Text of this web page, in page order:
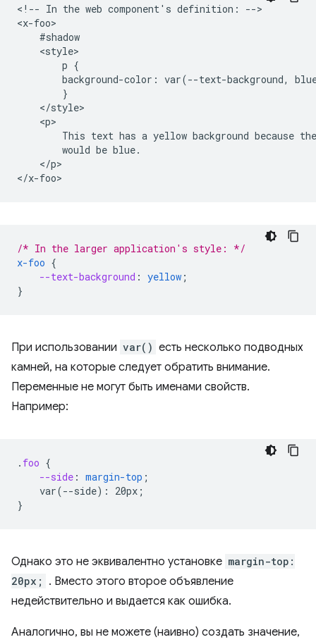
<!-- In the web component's definition: -->
<x-foo>
    #shadow
    <style>
        p {
background-color: var(--text-background,
        }
    </style>
    <p>
This text has a yellow background because
        would be blue.
    </p>
/* In the larger application's style: */
x-foo {
--text-background : yellow ;
}
При использовании var() есть несколько подводных
камней, на которые следует обратить внимание.
Переменные не могут быть именами свойств.
Например:
. foo {
--side : margin-top ;
var(--side):
20px ;
}
Однако это не эквивалентно установке margin-top:
20px;
. Вместо этого второе объявление
недействительно и выдается как ошибка.
Аналогично, вы не можете (наивно) создать значение,